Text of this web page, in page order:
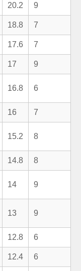
20.2 9
18.8 7
17.6 7
17 9
16.8 6
16 7
15.2 8
14.8 8
14 9
13 9
12.8 6
12.4 6